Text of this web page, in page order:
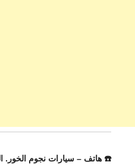
☎️ هاتف – سيارات نجوم الخور.